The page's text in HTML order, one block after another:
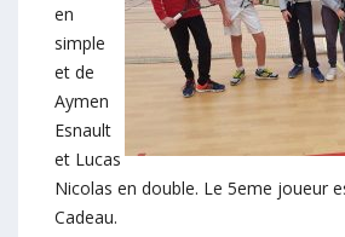
en
simple
et de
Aymen
Esnault
et Lucas
Nicolas en double. Le 5eme joueur
Cadeau.